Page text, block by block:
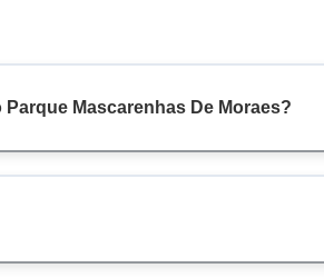
Mascarenhas De Moraes?